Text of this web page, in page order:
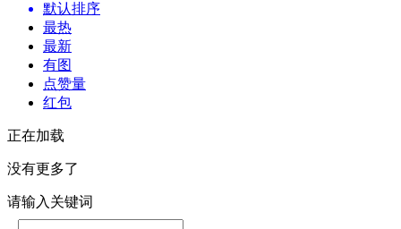
默认排序
最热
最新
有图
点赞量
红包
正在加载
没有更多了
请输入关键词